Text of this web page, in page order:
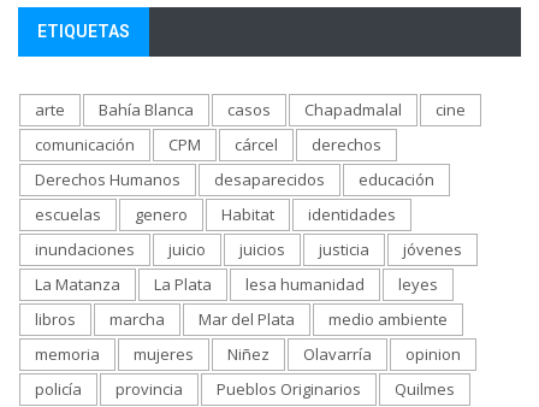
ETIQUETAS
arte Bahía Blanca casos Chapadmalal
cine
comunicación
CPM cárcel
derechos
Derechos Humanos
desaparecidos
educación
escuelas
genero Habitat
identidades
inundaciones
juicio juicios justicia
jóvenes
La Matanza
La Plata lesa humanidad
leyes
libros
marcha Mar del Plata
medio ambiente
memoria
mujeres Niñez Olavarría
opinion
policía
provincia Pueblos Originarios
Quilmes